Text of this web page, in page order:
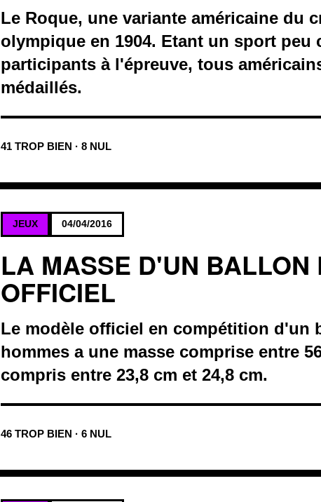
Le Roque, une variante américaine du
olympique en 1904. Etant un sport
participants à l'épreuve, tous
médaillés.
41 TROP BIEN · 8 NUL
JEUX 04/04/2016
LA MASSE D'UN BALLON
OFFICIEL
Le modèle officiel en compétition d'un
hommes a une masse comprise entre
compris entre 23,8 cm et 24,8 cm.
46 TROP BIEN · 6 NUL